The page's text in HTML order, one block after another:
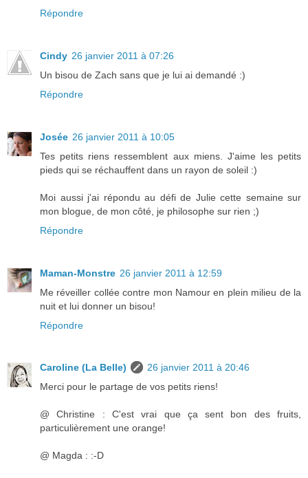
Répondre
Cindy 26 janvier 2011 à 07:26
Un bisou de Zach sans que je lui ai demandé :)
Répondre
Josée 26 janvier 2011 à 10:05
Tes petits riens ressemblent aux miens. J'aime les petits
pieds qui se réchauffent dans un rayon de soleil :)
Moi aussi j'ai répondu au défi de Julie cette semaine sur
mon blogue, de mon côté, je philosophe sur rien ;)
Répondre
Maman-Monstre 26 janvier 2011 à 12:59
Me réveiller collée contre mon Namour en plein milieu de la
nuit et lui donner un bisou!
Répondre
Caroline (La Belle)
26 janvier 2011 à 20:46
Merci pour le partage de vos petits riens!
@ Christine : C'est vrai que ça sent bon des fruits,
particulièrement une orange!
@ Magda : :-D